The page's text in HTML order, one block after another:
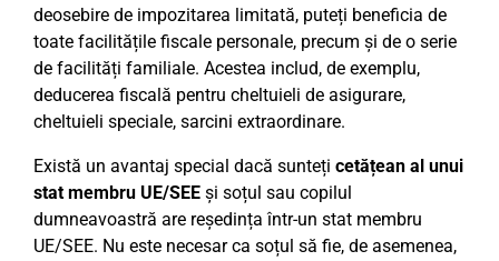
deosebire de impozitarea limitată, puteți beneficia de
toate facilitățile fiscale personale, precum și de o serie
de facilități familiale. Acestea includ, de exemplu,
deducerea fiscală pentru cheltuieli de asigurare,
cheltuieli speciale, sarcini extraordinare.
Există un avantaj special dacă sunteți cetățean al unui
stat membru UE/SEE și soțul sau copilul
dumneavoastră are reședința într-un stat membru
UE/SEE. Nu este necesar ca soțul să fie, de asemenea,